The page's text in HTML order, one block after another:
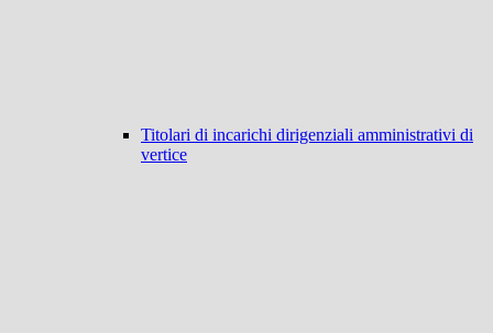
Titolari di incarichi dirigenziali amministrativi di
vertice